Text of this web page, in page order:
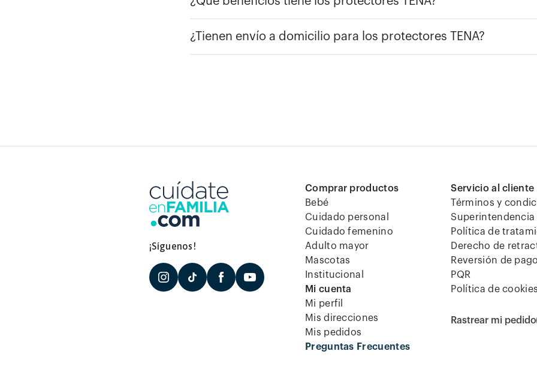
¿Tienen envío a domicilio para los protectores TENA?
¡Síguenos!
Comprar productos
Bebé
Cuidado personal
Cuidado femenino
Adulto mayor
Mascotas
Institucional
Mi cuenta
Mi perfil
Mis direcciones
Mis pedidos
Preguntas Frecuentes
Servicio al cliente
Términos y
Política de
Derecho de
Reversión de
PQR
Política de
Rastrear mi pedido